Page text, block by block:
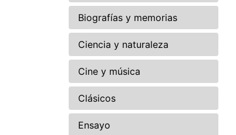
Biografías y memorias
Ciencia y naturaleza
Cine y música
Clásicos
Ensayo